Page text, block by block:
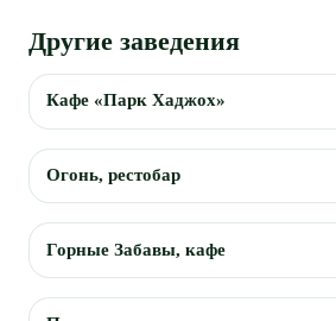
Другие заведения
Кафе «Парк Хаджох»
Огонь, рестобар
Горные Забавы, кафе